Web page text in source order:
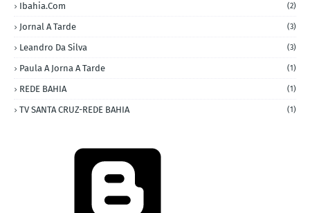
Ibahia.com (2)
Jornal A Tarde (3)
Leandro Da Silva (3)
Paula A Jorna A Tarde (1)
REDE BAHIA (1)
TV SANTA CRUZ-REDE BAHIA (1)